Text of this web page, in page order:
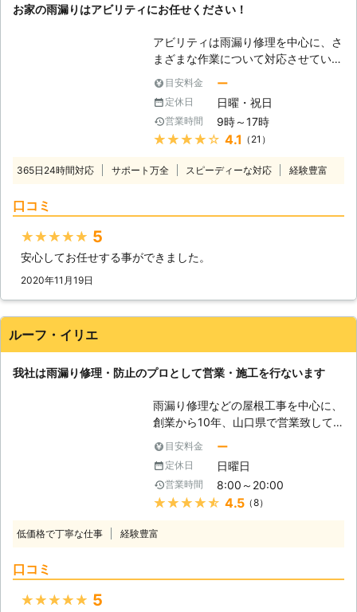
お家の雨漏りはアビリティにお任せください！
アビリティは雨漏り修理を中心に、さ
まざまな作業について対応させていた
だいております。皆様の生活において
発生する様々な問題点を解決するため
に日々、努力しております。 皆様か
らのご依頼を解決して、喜んでいただ
けるようにスタッフ一同頑張っていき
す。 【雨漏りについて】 住宅の雨漏
いと不快感も高く、更には害虫の侵入
るのが一番ですので、当社にご相談頂
設置もお任せください】 雨漏り修理
は、屋根の上での作業が主です。元々
そういう場所が得意なので、太陽光発
電の設置についても安心しておまかせ
いただけます。雨漏り修理の際にご相
談頂ければ、屋根の状況はもう分かっ
ていますので、最適なシステムをご提
案できますので、どうぞ合わせてご相
目安料金 ー
定休日 日曜・祝日
営業時間 9時～17時
★★★★★ 4.1 （21）
365日24時間対応 サポート万全 スピーディーな対応 経験豊富
口コミ
★★★★★ 5
安心してお任せする事ができました。
2020年11月19日
ルーフ・イリエ
我社は雨漏り修理・防止のプロとして営業・施工を行ないます
雨漏り修理などの屋根工事を中心に、
創業から10年、山口県で営業致して
おります。地域密着の会社として、お
客様との人間関係をなによりも大切に
し、ご満足いただける施工をモットー
にお仕事を引き受けさせていただいて
おります。 【ご存じですか？屋根リ
れた、ズレている ＊天井にシミ、雨
目安料金 ー
定休日 日曜日
営業時間 8:00～20:00
★★★★★ 4.5（8）
低価格で丁寧な仕事 経験豊富
口コミ
★★★★★ 5